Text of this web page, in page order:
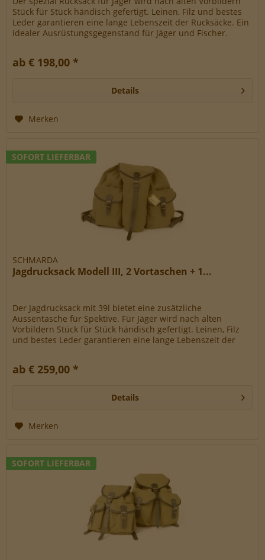
Stück für Stück händisch gefertigt. Leinen, Filz und bestes
Leder garantieren eine lange Lebenszeit der Rucksäcke. Ein
idealer Ausrüstungsgegenstand für Jäger und Fischer.
ab € 198,00 *
Details
Merken
SOFORT LIEFERBAR
SCHMARDA
Jagdrucksack Modell III, 2 Vortaschen + 1...
Der Jagdrucksack mit 39l bietet eine zusätzliche
Aussentasche für Spektive. Für Jäger wird nach alten
Vorbildern Stück für Stück händisch gefertigt. Leinen, Filz
und bestes Leder garantieren eine lange Lebenszeit der
ab € 259,00 *
Details
Merken
SOFORT LIEFERBAR